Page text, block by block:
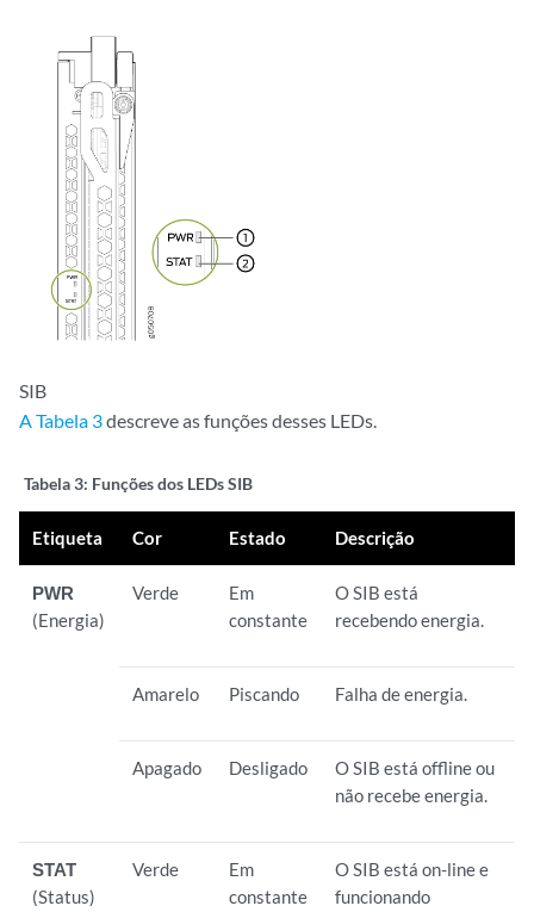
SIB
A Tabela 3descreve as funções desses LEDs.
Tabela 3: Funções dos LEDs SIB
Etiqueta Cor Estado Descrição
PWR
(Energia)
Verde
Em
constante
O SIB está
recebendo energia.
Amarelo Piscando Falha de energia.
Apagado Desligado
O SIB está offline ou
não recebe energia.
STAT
(Status)
Verde
Em
constante
O SIB está on-line e
funcionando